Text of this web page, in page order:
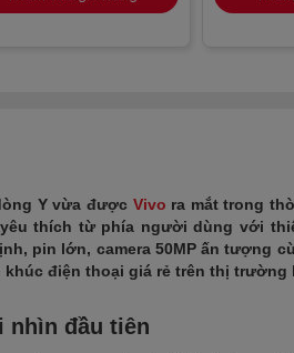
Y vừa được Vivo ra mắt trong
thích từ phía người dùng với
pin lớn, camera 50MP ấn tượng
điện thoại giá rẻ trên thị trường
nhìn đầu tiên